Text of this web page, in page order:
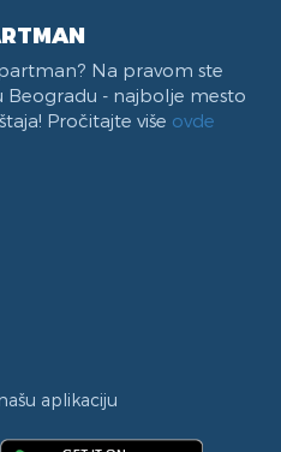
Na pravom ste
Beogradu - najbolje mesto
Pročitajte više ovde
aplikaciju